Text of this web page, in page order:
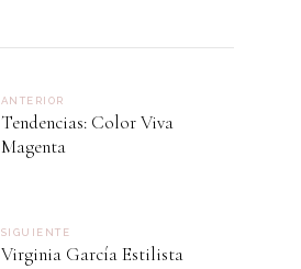
ANTERIOR
Tendencias: Color Viva
Magenta
SIGUIENTE
Virginia García Estilista